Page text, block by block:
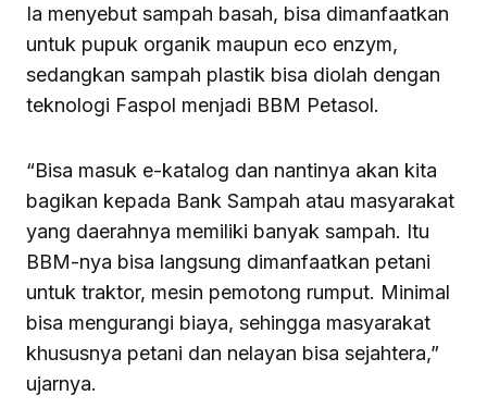
Ia menyebut sampah basah, bisa dimanfaatkan
untuk pupuk organik maupun eco enzym,
sedangkan sampah plastik bisa diolah dengan
teknologi Faspol menjadi BBM Petasol.
“Bisa masuk e-katalog dan nantinya akan kita
bagikan kepada Bank Sampah atau masyarakat
yang daerahnya memiliki banyak sampah. Itu
BBM-nya bisa langsung dimanfaatkan petani
untuk traktor, mesin pemotong rumput. Minimal
bisa mengurangi biaya, sehingga masyarakat
khususnya petani dan nelayan bisa sejahtera,”
ujarnya.